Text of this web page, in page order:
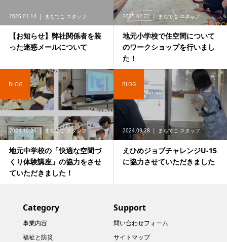
2026.01.14 まちでこ スタッフ
【お知らせ】弊社関係者を装
った迷惑メールについて
2025.02.22 まちでこ スタッフ
地元小学校で住空間について
のワークショップを行いまし
た！
2024.10.26 まちでこ スタッフ
地元中学校の「快適な空間づ
くり体験講座」の協力をさせ
ていただきました！
BLOG
2024.09.28 まちでこ スタッフ
えひめジョブチャレンジU-15
に協力させていただきました
BLOG
Category
事業内容
福祉と防災
Support
問い合わせフォーム
サイトマップ